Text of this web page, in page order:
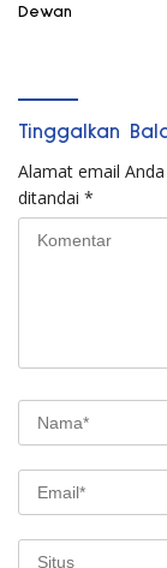
Dewan
Tinggalkan
Alamat email
ditandai *